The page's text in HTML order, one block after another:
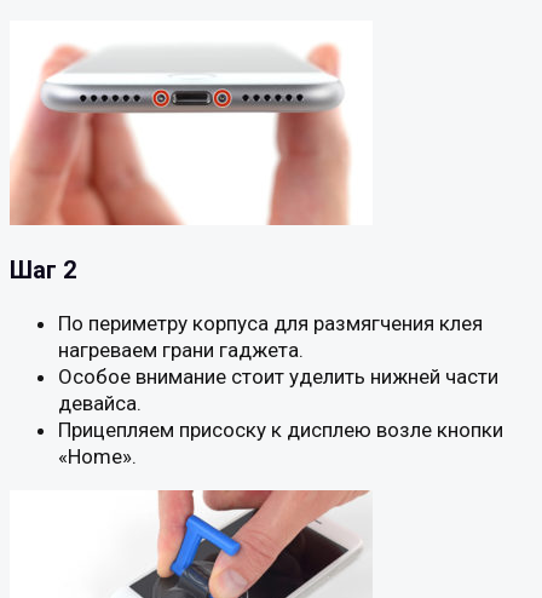
Шаг 2
По периметру корпуса для размягчения клея
нагреваем грани гаджета.
Особое внимание стоит уделить нижней части
девайса.
Прицепляем присоску к дисплею возле кнопки
«Home».